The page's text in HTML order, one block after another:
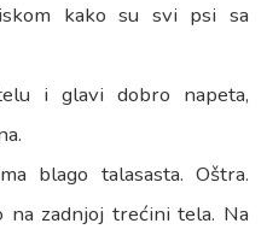
kako su svi psi sa
i glavi dobro napeta,
blago talasasta. Oštra.
na zadnjoj trećini tela. Na